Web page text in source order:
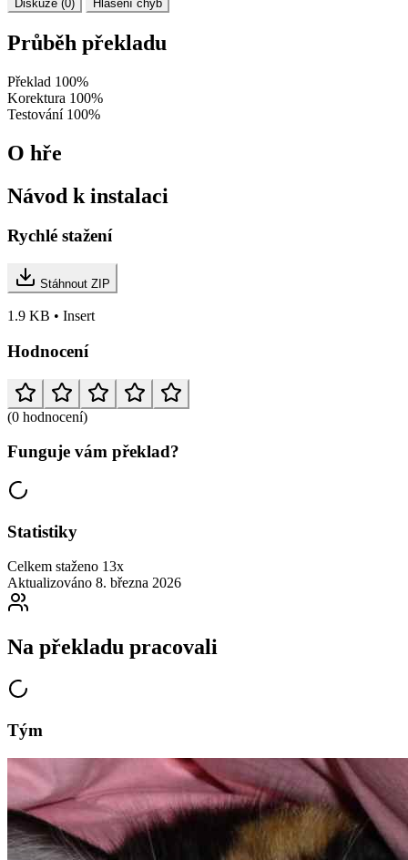
Diskuze (0) Hlášení chyb
Průběh překladu
Překlad 100%
Korektura 100%
Testování 100%
O hře
Návod k instalaci
Rychlé stažení
Stáhnout ZIP
1.9 KB • Insert
Hodnocení
(0 hodnocení)
Funguje vám překlad?
Statistiky
Celkem staženo 13x
Aktualizováno 8. března 2026
Na překladu pracovali
Tým